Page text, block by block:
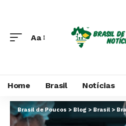
Aa
Home Brasil Notícias
Brasil de Poucos > Blog > Brasil > Brasil